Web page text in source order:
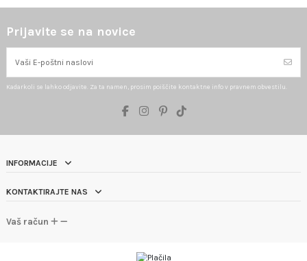
Prijavite se na novice
Kadarkoli se lahko odjavite. Za ta namen, prosim poiščite kontaktne info v pravnem obvestilu.
INFORMACIJE
KONTAKTIRAJTE NAS
Vaš račun